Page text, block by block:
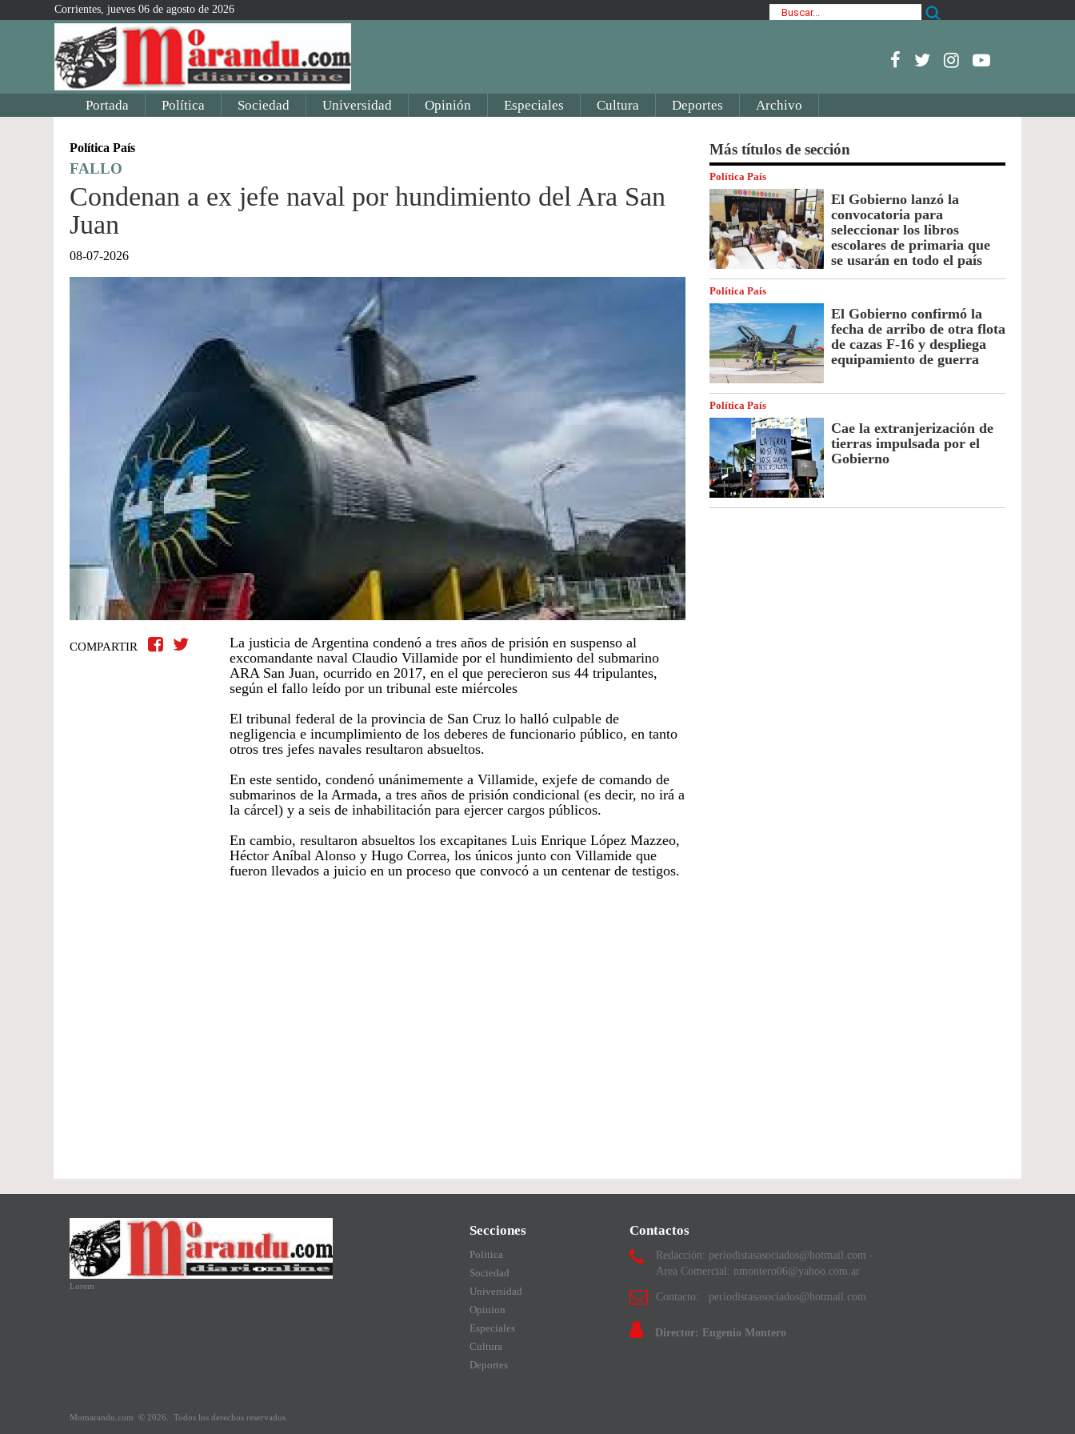
Corrientes, jueves 06 de agosto de 2026
Portada Política Sociedad Universidad Opinión Especiales Cultura Deportes Archivo
Política País
FALLO
Condenan a ex jefe naval por hundimiento del Ara San
Juan
08-07-2026
COMPARTIR
La justicia de Argentina condenó a tres años de prisión en suspenso al
excomandante naval Claudio Villamide por el hundimiento del submarino
ARA San Juan, ocurrido en 2017, en el que perecieron sus 44 tripulantes,
según el fallo leído por un tribunal este miércoles
El tribunal federal de la provincia de San Cruz lo halló culpable de
negligencia e incumplimiento de los deberes de funcionario público, en tanto
otros tres jefes navales resultaron absueltos.
En este sentido, condenó unánimemente a Villamide, exjefe de comando de
submarinos de la Armada, a tres años de prisión condicional (es decir, no irá a
la cárcel) y a seis de inhabilitación para ejercer cargos públicos.
En cambio, resultaron absueltos los excapitanes Luis Enrique López Mazzeo,
Héctor Aníbal Alonso y Hugo Correa, los únicos junto con Villamide que
fueron llevados a juicio en un proceso que convocó a un centenar de testigos.
Más títulos de sección
Política País
El Gobierno lanzó la
convocatoria para
seleccionar los libros
escolares de primaria que
se usarán en todo el país
Política País
El Gobierno confirmó la
fecha de arribo de otra flota
de cazas F-16 y despliega
equipamiento de guerra
Política País
Cae la extranjerización de
tierras impulsada por el
Gobierno
Lorem
Secciones
Politica
Sociedad
Universidad
Opinion
Especiales
Cultura
Deportes
Contactos
Redacción: periodistasasociados@hotmail.com -
Area Comercial: nmontero06@yahoo.com.ar
Contacto: periodistasasociados@hotmail.com
Director: Eugenio Montero
Momarandu.com © 2026. Todos los derechos reservados